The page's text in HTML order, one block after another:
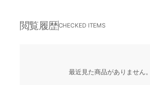
閲覧履歴CHECKED ITEMS
最近見た商品がありません。